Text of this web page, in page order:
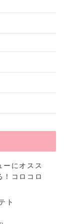
ーにオスス
！コロコロ
ト